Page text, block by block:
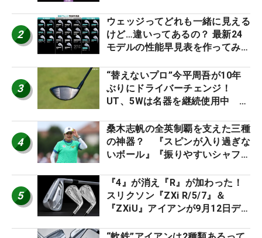
2
ウェッジってどれも一緒に見える
けど…違いってあるの？ 最新24
モデルの性能早見表を作ってみ
3
“替えないプロ”今平周吾が10年
ぶりにドライバーチェンジ！
UT、5Wは名器を継続使用中 #
4
桑木志帆の全英制覇を支えた三種
の神器？ 『スピンが入り過ぎな
いボール』『振りやすいシャフ
ー』 #女子プロセッティング
5
『4』が消え『R』が加わった！
スリクソン『ZXi R/5/7』＆
『ZXiU』アイアンが9月12日デ